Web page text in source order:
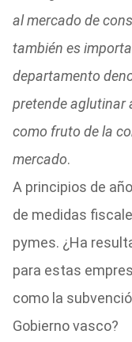
al mercado de
también es
departamento
pretende aglutinar
como fruto de la
mercado.
A principios de
de medidas
pymes. ¿Ha
para estas
como la
Gobierno vasco?